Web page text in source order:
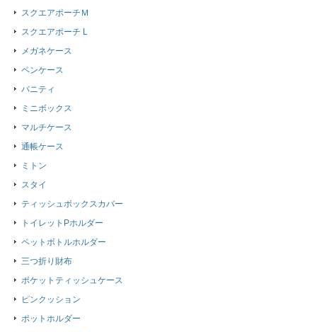
スクエアポーチＭ
スクエアポーチ L
メガネケース
ペンケース
バニティ
ミニボックス
マルチケース
通帳ケース
ミトン
スタイ
ティッシュボックスカバー
トイレットPホルダー
ペットボトルホルダー
三つ折り財布
ポケットティッシュケース
ピンクッション
ポットホルダー